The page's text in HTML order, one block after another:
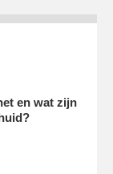
en wat zijn